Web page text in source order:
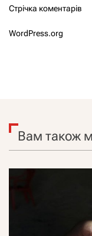
Стрічка коментарів
WordPress.org
Вам також